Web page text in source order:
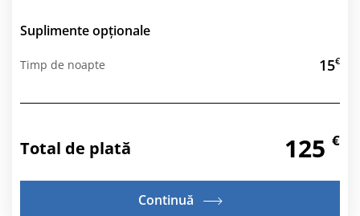
Suplimente opționale
Timp de noapte 15€
Total de plată 125 €
Continuă